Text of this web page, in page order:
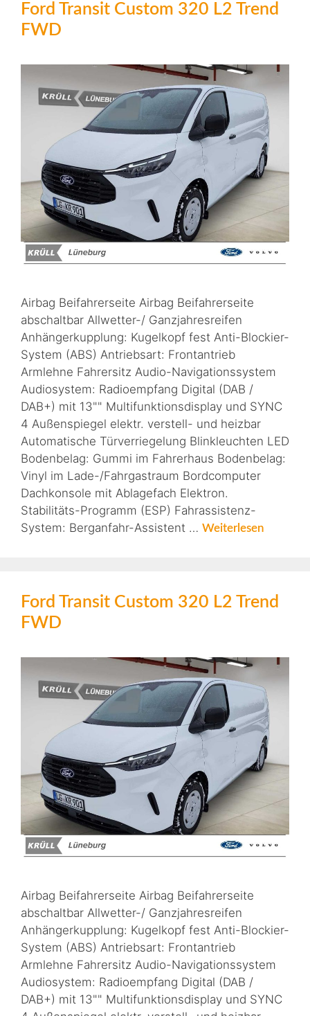
Ford Transit Custom 320 L2 Trend
FWD
Airbag Beifahrerseite Airbag Beifahrerseite
abschaltbar Allwetter-/ Ganzjahresreifen
Anhängerkupplung: Kugelkopf fest Anti-Blockier-
System (ABS) Antriebsart: Frontantrieb
Armlehne Fahrersitz Audio-Navigationssystem
Audiosystem: Radioempfang Digital (DAB /
DAB+) mit 13"" Multifunktionsdisplay und SYNC
4 Außenspiegel elektr. verstell- und heizbar
Automatische Türverriegelung Blinkleuchten LED
Bodenbelag: Gummi im Fahrerhaus Bodenbelag:
Vinyl im Lade-/Fahrgastraum Bordcomputer
Dachkonsole mit Ablagefach Elektron.
Stabilitäts-Programm (ESP) Fahrassistenz-
System: Berganfahr-Assistent … Weiterlesen
Ford Transit Custom 320 L2 Trend
FWD
Airbag Beifahrerseite Airbag Beifahrerseite
abschaltbar Allwetter-/ Ganzjahresreifen
Anhängerkupplung: Kugelkopf fest Anti-Blockier-
System (ABS) Antriebsart: Frontantrieb
Armlehne Fahrersitz Audio-Navigationssystem
Audiosystem: Radioempfang Digital (DAB /
DAB+) mit 13"" Multifunktionsdisplay und SYNC